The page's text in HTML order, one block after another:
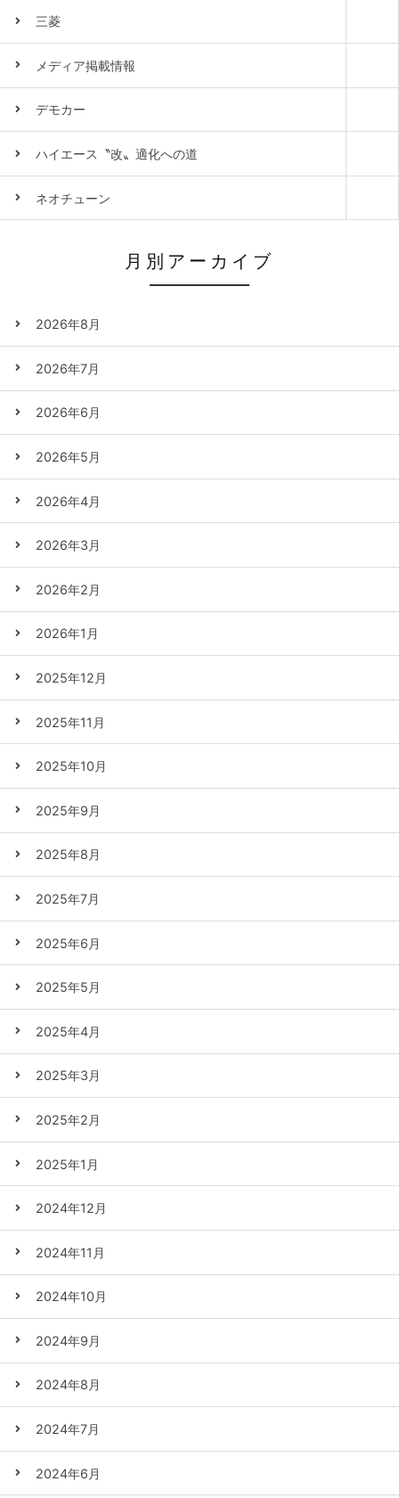
三菱
メディア掲載情報
デモカー
ハイエース〝改〟適化への道
ネオチューン
月別アーカイブ
2026年8月
2026年7月
2026年6月
2026年5月
2026年4月
2026年3月
2026年2月
2026年1月
2025年12月
2025年11月
2025年10月
2025年9月
2025年8月
2025年7月
2025年6月
2025年5月
2025年4月
2025年3月
2025年2月
2025年1月
2024年12月
2024年11月
2024年10月
2024年9月
2024年8月
2024年7月
2024年6月